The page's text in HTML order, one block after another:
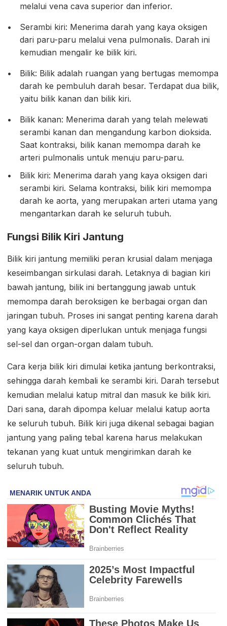
melalui vena cava superior dan inferior.
Serambi kiri: Menerima darah yang kaya oksigen
dari paru-paru melalui vena pulmonalis. Darah ini
kemudian mengalir ke bilik kiri.
Bilik: Bilik adalah ruangan yang bertugas memompa
darah ke pembuluh darah besar. Terdapat dua bilik,
yaitu bilik kanan dan bilik kiri.
Bilik kanan: Menerima darah yang telah melewati
serambi kanan dan mengandung karbon dioksida.
Saat kontraksi, bilik kanan memompa darah ke
arteri pulmonalis untuk menuju paru-paru.
Bilik kiri: Menerima darah yang kaya oksigen dari
serambi kiri. Selama kontraksi, bilik kiri memompa
darah ke aorta, yang merupakan arteri utama yang
mengantarkan darah ke seluruh tubuh.
Fungsi Bilik Kiri Jantung
Bilik kiri jantung memiliki peran krusial dalam menjaga
keseimbangan sirkulasi darah. Letaknya di bagian kiri
bawah jantung, bilik ini bertanggung jawab untuk
memompa darah beroksigen ke berbagai organ dan
jaringan tubuh. Proses ini sangat penting karena darah
yang kaya oksigen diperlukan untuk menjaga fungsi
sel-sel dan organ-organ dalam tubuh.
Cara kerja bilik kiri dimulai ketika jantung berkontraksi,
sehingga darah kembali ke serambi kiri. Darah tersebut
kemudian melalui katup mitral dan masuk ke bilik kiri.
Dari sana, darah dipompa keluar melalui katup aorta
ke seluruh tubuh. Bilik kiri juga dikenal sebagai bagian
jantung yang paling tebal karena harus melakukan
tekanan yang kuat untuk mengirimkan darah ke
seluruh tubuh.